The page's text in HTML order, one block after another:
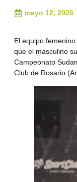
mayo 12, 2026
El equipo
que el masculino
Campeonato
Club de Rosario